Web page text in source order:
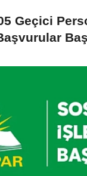
Geçici